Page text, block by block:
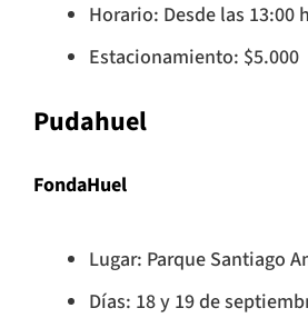
Horario: Desde las 13:00
Estacionamiento: $5.000
Pudahuel
FondaHuel
Lugar: Parque Santiago
Días: 18 y 19 de